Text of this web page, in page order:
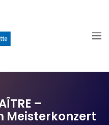
–
Meisterkonzert